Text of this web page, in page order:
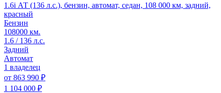
1.6i АТ (136 л.с.), бензин, автомат, седан, 108 000 км, задний,
красный
Бензин
108000 км.
1.6 / 136 л.с.
Задний
Автомат
1 владелец
от 863 990 ₽
1 104 000 ₽